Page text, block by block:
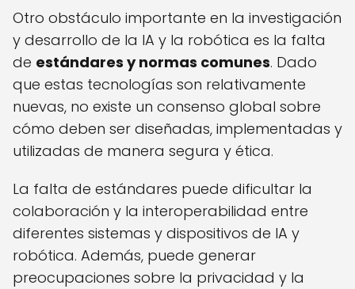
Otro obstáculo importante en la investigación
y desarrollo de la IA y la robótica es la falta
de estándares y normas comunes. Dado
que estas tecnologías son relativamente
nuevas, no existe un consenso global sobre
cómo deben ser diseñadas, implementadas y
utilizadas de manera segura y ética.
La falta de estándares puede dificultar la
colaboración y la interoperabilidad entre
diferentes sistemas y dispositivos de IA y
robótica. Además, puede generar
preocupaciones sobre la privacidad y la